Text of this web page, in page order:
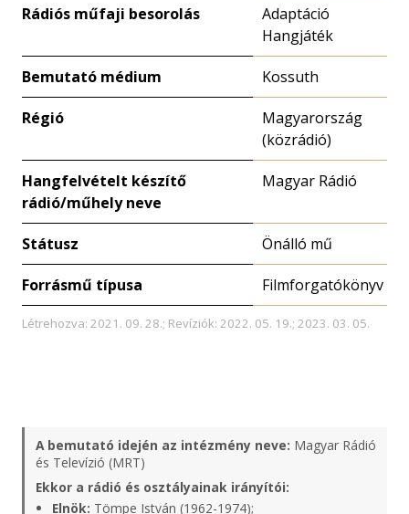
Rádiós műfaji besorolás
Adaptáció
Hangjáték
Bemutató médium Kossuth
Régió
Magyarország
(közrádió)
Hangfelvételt készítő
rádió/műhely neve
Magyar Rádió
Státusz Önálló mű
Forrásmű típusa Filmforgatókönyv
Létrehozva: 2021. 09. 28.; Revíziók: 2022. 05. 19.; 2023. 03. 05.
A bemutató idején az intézmény neve: Magyar Rádió
és Televízió (MRT)
Ekkor a rádió és osztályainak irányítói:
Elnök: Tömpe István (1962-1974);